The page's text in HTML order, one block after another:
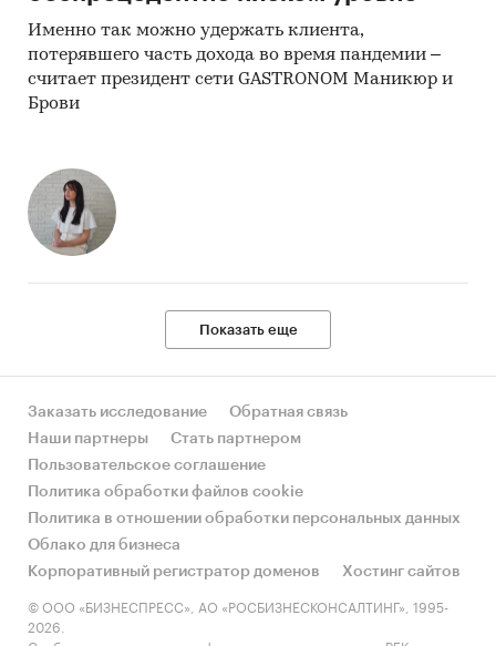
Именно так можно удержать клиента,
потерявшего часть дохода во время пандемии –
считает президент сети GASTRONOM Маникюр и
Брови
Показать еще
Заказать исследование
Обратная связь
Наши партнеры
Стать партнером
Пользовательское соглашение
Политика обработки файлов cookie
Политика в отношении обработки персональных данных
Облако для бизнеса
Корпоративный регистратор доменов
Хостинг сайтов
© ООО «БИЗНЕСПРЕСС», АО «РОСБИЗНЕСКОНСАЛТИНГ», 1995-
2026.